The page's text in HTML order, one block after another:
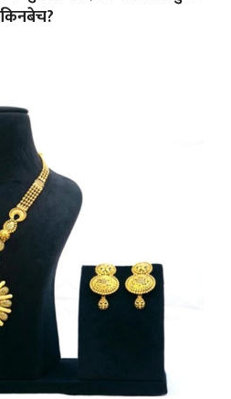
किनबेच?